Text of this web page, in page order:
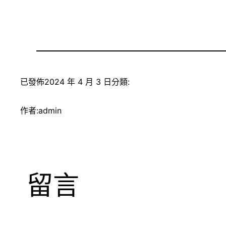
已發佈2024 年 4 月 3 日 分類:
作者:admin
留言